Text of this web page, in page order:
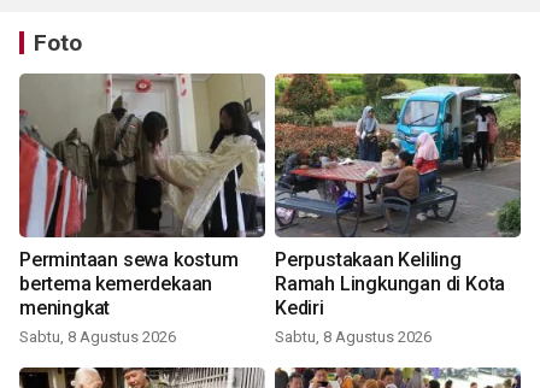
Foto
Permintaan sewa kostum
bertema kemerdekaan
meningkat
Sabtu, 8 Agustus 2026
Perpustakaan Keliling
Ramah Lingkungan di Kota
Kediri
Sabtu, 8 Agustus 2026